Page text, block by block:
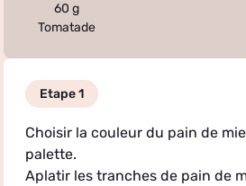
60 g
Tomatade
Etape 1
Choisir la couleur du pain de
palette.
Aplatir les tranches de pain de